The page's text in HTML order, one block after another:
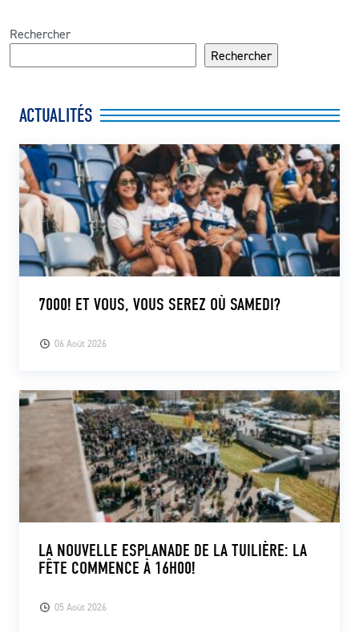
Rechercher
Rechercher
ACTUALITÉS
06 Août 2026
7000! ET VOUS, VOUS SEREZ OÙ SAMEDI?
05 Août 2026
LA NOUVELLE ESPLANADE DE LA TUILIÈRE: LA
FÊTE COMMENCE À 16H00!